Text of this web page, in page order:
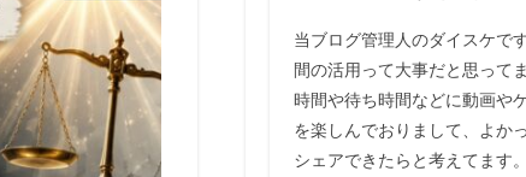
当ブログ管理人のダイスケで
間の活用って大事だと思って
時間や待ち時間などに動画や
を楽しんでおりまして、よか
シェアできたらと考えてます